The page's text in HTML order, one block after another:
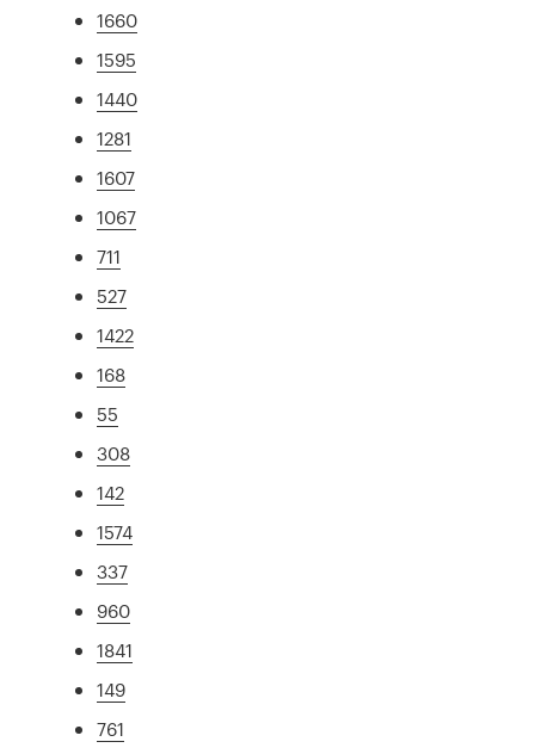
1660
1595
1440
1281
1607
1067
711
527
1422
168
55
308
142
1574
337
960
1841
149
761